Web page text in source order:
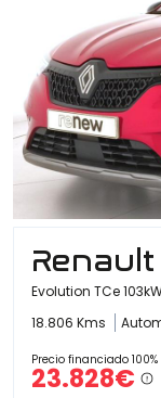
Evolution TCe
18.806 Kms
Precio financiado 100%
23.828€